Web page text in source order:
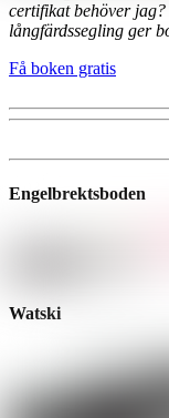
certifikat behöver
långfärdssegling ger
Få boken gratis
Engelbrektsboden
Watski